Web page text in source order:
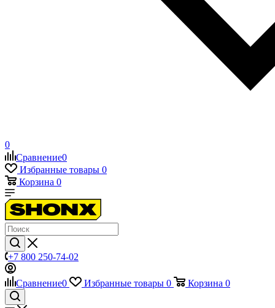
0
Сравнение0
Избранные товары 0
Корзина 0
+7 800 250-74-02
Сравнение0 Избранные товары 0 Корзина 0